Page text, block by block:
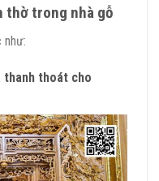
thờ trong nhà gỗ
như:
thanh thoát cho